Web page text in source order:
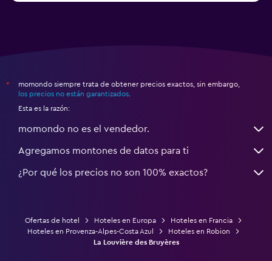
*
momondo siempre trata de obtener precios exactos, sin embargo,
los precios no están garantizados
Esta es la razón:
momondo no es el vendedor.
Agregamos montones de datos para ti
¿Por qué los precios no son 100% exactos?
Ofertas de hotel Hoteles en Europa
Hoteles en Francia
Hoteles en Provenza-Alpes-Costa Azul
Hoteles en Robion
La Louvière des Bruyères